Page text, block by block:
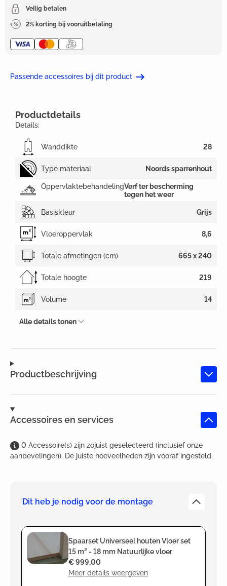
Veilig betalen
2% korting bij vooruitbetaling
Passende accessoires bij dit product
Productbeschrijving
Accessoires en services
0 Accessoire(s) zijn zojuist geselecteerd (inclusief onze
aanbevelingen). De juiste hoeveelheden zijn vooraf ingesteld.
Dit heb je nodig voor de montage
Spaarset Universeel houten Vloer set
15 m² - 18 mm Natuurlijke vloer
Meer details weergeven
€ 999,00
Productdetails
Details:
Wanddikte 28
Type materiaal Noords sparrenhout
OppervlaktebehandelingVerf ter bescherming
tegen het weer
Basiskleur Grijs
Vloeroppervlak 8,6
Totale afmetingen (cm) 665 x 240
Totale hoogte 219
Volume 14
Alle details tonen